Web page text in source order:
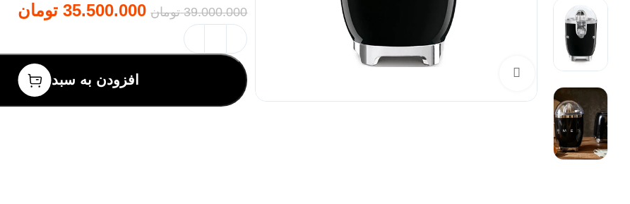
سیستم ضدچکه
بدنه آلومینیوم دایکاست
39.000.000 تومان 35.500.000 تومان
افزودن به سبد